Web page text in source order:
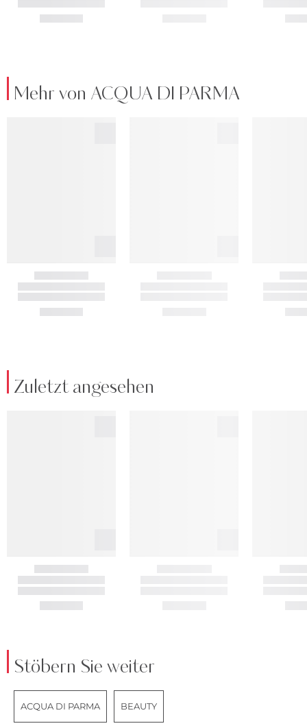
Mehr von ACQUA DI PARMA
Zuletzt angesehen
Stöbern Sie weiter
ACQUA DI PARMA BEAUTY